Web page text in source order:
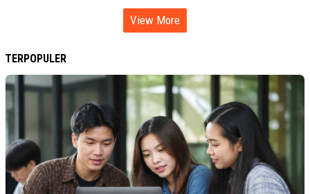
View More
TERPOPULER